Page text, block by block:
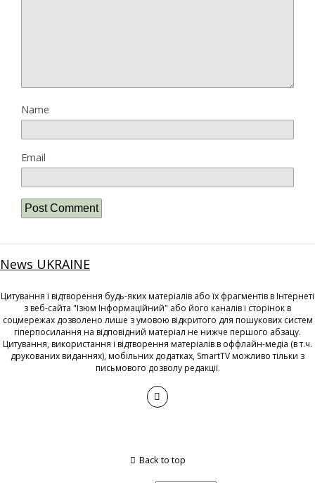
Name
Email
News UKRAINE
Цитування і відтворення будь-яких матеріалів або їх фрагментів в Інтернеті
з веб-сайта "Ізюм Інформаційний" або його каналів і сторінок в
соцмережах дозволено лише з умовою відкритого для пошукових систем
гіперпосилання на відповідний матеріал не нижче першого абзацу.
Цитування, використання і відтворення матеріалів в оффлайн-медіа (в т.ч.
друкованих виданнях), мобільних додатках, SmartTV можливо тільки з
письмового дозволу редакції.
Back to top